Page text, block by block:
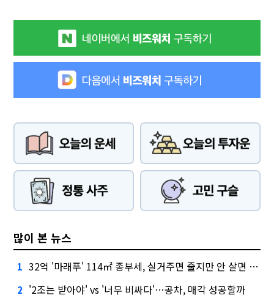
많이 본 뉴스
1 32억 '마래푸' 114㎡ 종부세, 실거주면 줄지만 안 살면 2.5배
2 '2조는 받아야' vs '너무 비싸다'…공차, 매각 성공할까